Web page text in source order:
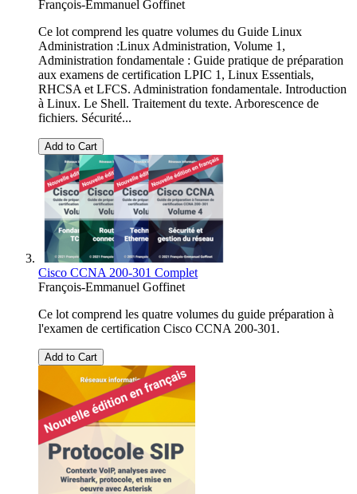
François-Emmanuel Goffinet
Ce lot comprend les quatre volumes du Guide Linux
Administration :Linux Administration, Volume 1,
Administration fondamentale : Guide pratique de préparation
aux examens de certification LPIC 1, Linux Essentials,
RHCSA et LFCS. Administration fondamentale. Introduction
à Linux. Le Shell. Traitement du texte. Arborescence de
fichiers. Sécurité...
Add to Cart
Cisco CCNA 200-301 Complet
François-Emmanuel Goffinet
Ce lot comprend les quatre volumes du guide préparation à
l'examen de certification Cisco CCNA 200-301.
Add to Cart